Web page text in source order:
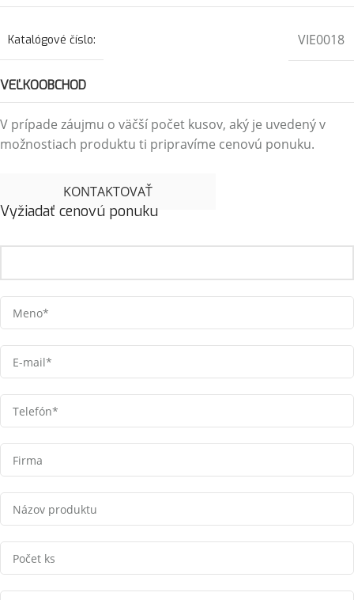
Katalógové číslo: VIE0018
VEĽKOOBCHOD
V prípade záujmu o väčší počet kusov, aký je uvedený v
možnostiach produktu ti pripravíme cenovú ponuku.
KONTAKTOVAŤ
Vyžiadať cenovú ponuku